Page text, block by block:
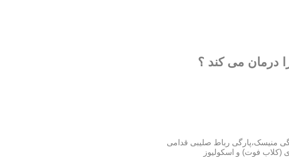
درمان می کند ؟
منیسک،پارگی رباط صلیبی قدامی
(کلاب فوت) و اسکولیوز